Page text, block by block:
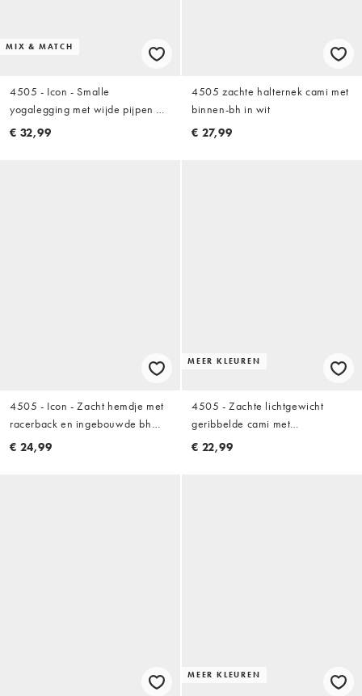
MIX & MATCH
4505 - Icon - Smalle
yogalegging met wijde pijpen en
hoge taille in chocoladebruin
€ 32,99
4505 zachte halternek cami met
binnen-bh in wit
€ 27,99
4505 - Icon - Zacht hemdje met
racerback en ingebouwde bh
met uitneembare vulling in zwart
€ 24,99
MEER KLEUREN
4505 - Zachte lichtgewicht
geribbelde cami met
ingebouwde bh in zwart
€ 22,99
MEER KLEUREN